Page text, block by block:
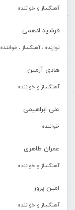
آهنگساز و خواننده
فرشید ادهمی
نوازنده ، آهنگساز ، خواننده
هادی آرمین
آهنگساز و خواننده
علی ابراهیمی
خواننده
عمران طاهری
آهنگساز و خواننده
امین پرور
آهنگساز و خواننده